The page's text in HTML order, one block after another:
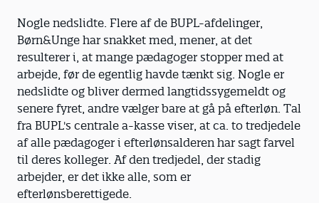
Nogle nedslidte. Flere af de BUPL-afdelinger,
Børn&Unge har snakket med, mener, at det
resulterer i, at mange pædagoger stopper med at
arbejde, før de egentlig havde tænkt sig. Nogle er
nedslidte og bliver dermed langtidssygemeldt og
senere fyret, andre vælger bare at gå på efterløn. Tal
fra BUPL's centrale a-kasse viser, at ca. to tredjedele
af alle pædagoger i efterlønsalderen har sagt farvel
til deres kolleger. Af den tredjedel, der stadig
arbejder, er det ikke alle, som er
efterlønsberettigede.